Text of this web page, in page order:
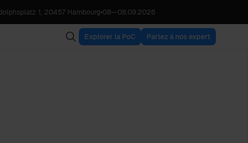
1, 20457 Hambourg•08—08.09.2026
Explorer la PoC Parlez à nos expert